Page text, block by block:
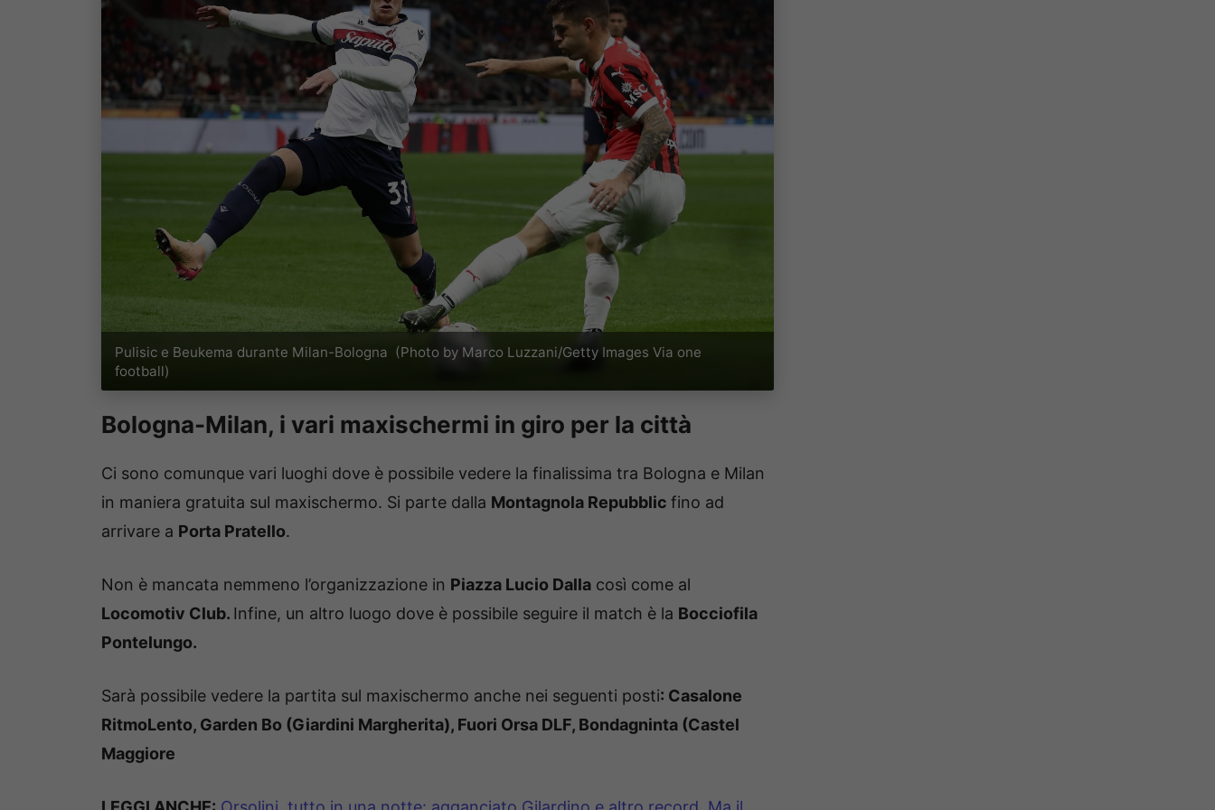
Pulisic e Beukema durante Milan-Bologna (Photo by Marco Luzzani/Getty Images Via one
football)
Bologna-Milan, i vari maxischermi in giro per la città
Ci sono comunque vari luoghi dove è possibile vedere la finalissima tra Bologna e Milan
in maniera gratuita sul maxischermo. Si parte dalla Montagnola Repubblic fino ad
arrivare a Porta Pratello.
Non è mancata nemmeno l’organizzazione in Piazza Lucio Dalla così come al
Locomotiv Club. Infine, un altro luogo dove è possibile seguire il match è la Bocciofila
Pontelungo.
Sarà possibile vedere la partita sul maxischermo anche nei seguenti posti: Casalone
RitmoLento, Garden Bo (Giardini Margherita), Fuori Orsa DLF, Bondagninta (Castel
Maggiore